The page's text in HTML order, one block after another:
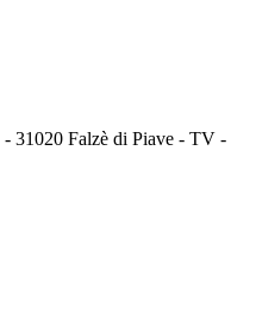
- 31020 Falzè di Piave - TV -